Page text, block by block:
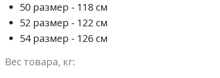
50 размер - 118 см
52 размер - 122 см
54 размер - 126 см
Вес товара, кг: